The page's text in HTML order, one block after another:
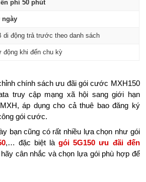
phí 50 phút
ngày
di động trả trước theo danh sách
động khi đến chu kỳ
chính sách ưu đãi gói cước MXH150
truy cập mạng xã hội sang giới hạn
áp dụng cho cả thuê bao đăng ký
gói cước.
bạn cũng có rất nhiều lựa chọn như gói
,… đặc biệt làgói 5G150 ưu đãi đến
cân nhắc và chọn lựa gói phù hợp để